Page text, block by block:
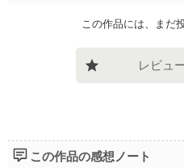
この作品には、まだ
レビュ
この作品の感想ノート